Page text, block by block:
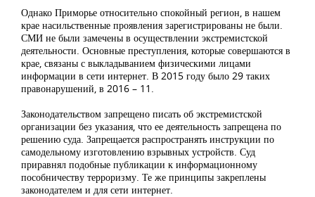
Однако Приморье относительно спокойный регион, в нашем
крае насильственные проявления зарегистрированы не были.
СМИ не были замечены в осуществлении экстремистской
деятельности. Основные преступления, которые совершаются в
крае, связаны с выкладыванием физическими лицами
информации в сети интернет. В 2015 году было 29 таких
правонарушений, в 2016 – 11.
Законодательством запрещено писать об экстремистской
организации без указания, что ее деятельность запрещена по
решению суда. Запрещается распространять инструкции по
самодельному изготовлению взрывных устройств. Суд
приравнял подобные публикации к информационному
пособничеству терроризму. Те же принципы закреплены
законодателем и для сети интернет.